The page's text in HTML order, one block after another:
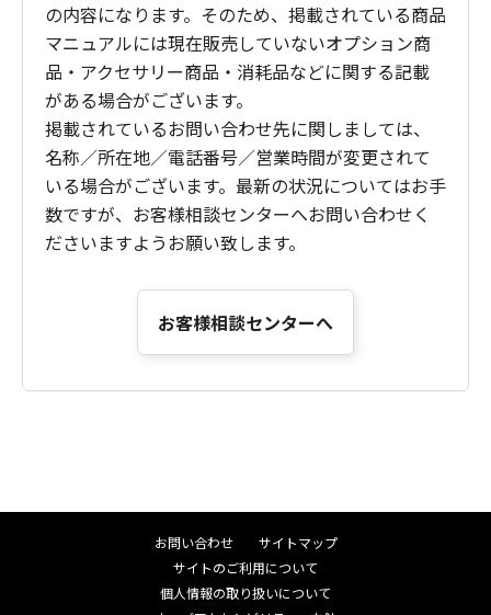
の内容になります。そのため、掲載されている商品
マニュアルには現在販売していないオプション商
品・アクセサリー商品・消耗品などに関する記載
がある場合がございます。
掲載されているお問い合わせ先に関しましては、
名称／所在地／電話番号／営業時間が変更されて
いる場合がございます。最新の状況についてはお手
数ですが、お客様相談センターへお問い合わせく
ださいますようお願い致します。
お客様相談センターへ
お問い合わせ
サイトマップ
サイトのご利用について
個人情報の取り扱いについて